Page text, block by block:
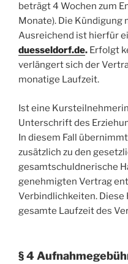
beträgt 4 Wochen zum
Monate). Die
Ausreichend ist hierfür
duesseldorf.de. Erfolgt
verlängert sich der
monatige Laufzeit.
Ist eine
Unterschrift des
In diesem Fall
zusätzlich zu den
gesamtschuldnerische
genehmigten Vertrag
Verbindlichkeiten.
gesamte Laufzeit des
§ 4